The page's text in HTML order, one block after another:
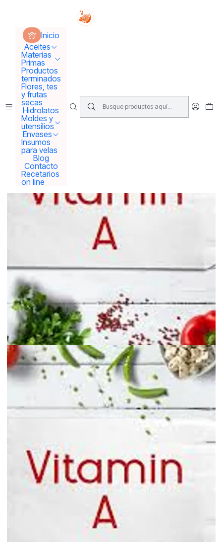
Inicio
Aceites
Materias
Primas
Productos
terminados
Flores, tes
y frutas
secas
Hidrolatos
Moldes y
utensilios
Envases
Insumos
para velas
Blog
Contacto
Recetarios
on line
Tus sueños se concretan aquí !!!
Inicio
Vitamina A 10 ml ( Retinol puro ) Línea Premium